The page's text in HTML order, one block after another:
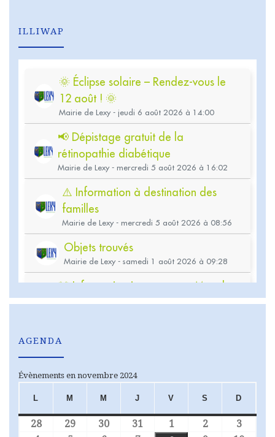
ILLIWAP
AGENDA
Évènements en novembre 2024
L LUNDIM MARDI
M MERCREDI
J JEUDIV VENDREDI
S SAMEDI
D
28 28 octobre 2024
29 29 octobre 2024
30 30 octobre 2024
31 31 octobre 2024
1 1 novembre 2024
2 2 novembre
3